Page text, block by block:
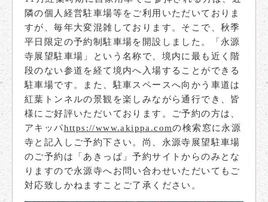
隣の個人経営駐車場等をご利用いただいておりま
すが、毎年大変混雑しております。そこで、秋季
平日限定の予約制駐車場を開設しました。「永源
寺展望駐車場」という名称で、境内に最も近く階
段のない参道を経て境内へ入場することができる
駐車場です。また、駐車スペースへ向かう車道は
紅葉トンネルの景観を楽しみながら通行でき、皆
様にご好評いただいております。ご予約の方は、
アキッパhttps://www.akippa.comの検索窓に永源
寺と記入しご予約下さい。尚、永源寺展望駐車場
のご予約は「あきっぱ」予約サイトからのみとな
りますので永源寺へお問い合わせいただいてもご
対応致しかねますことご了承ください。